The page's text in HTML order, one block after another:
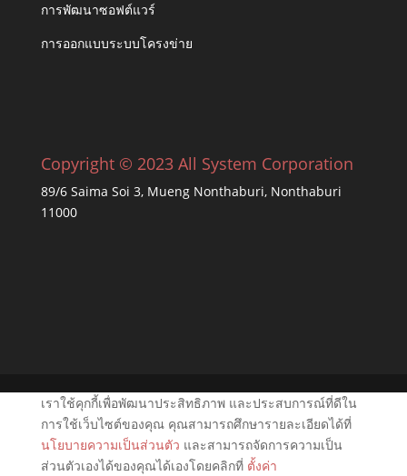
การพัฒนาซอฟต์แวร์
การออกแบบระบบโครงข่าย
Copyright © 2023 All System Corporation
89/6 Saima Soi 3, Mueng Nonthaburi, Nonthaburi
11000
เราใช้คุกกี้เพื่อพัฒนาประสิทธิภาพ และประสบการณ์ที่ดีใน
การใช้เว็บไซต์ของคุณ คุณสามารถศึกษารายละเอียดได้ที่
นโยบายความเป็นส่วนตัว และสามารถจัดการความเป็น
ส่วนตัวเองได้ของคุณได้เองโดยคลิกที่ ตั้งค่า